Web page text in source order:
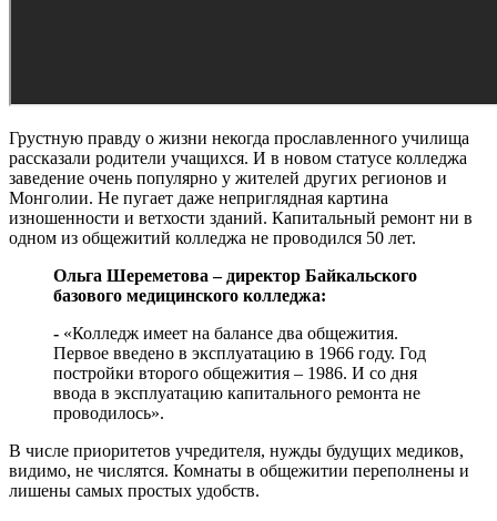
Грустную правду о жизни некогда прославленного училища
рассказали родители учащихся. И в новом статусе колледжа
заведение очень популярно у жителей других регионов и
Монголии. Не пугает даже неприглядная картина
изношенности и ветхости зданий. Капитальный ремонт ни в
одном из общежитий колледжа не проводился 50 лет.
Ольга Шереметова – директор Байкальского
базового медицинского колледжа:
- «Колледж имеет на балансе два общежития.
Первое введено в эксплуатацию в 1966 году. Год
постройки второго общежития – 1986. И со дня
ввода в эксплуатацию капитального ремонта не
проводилось».
В числе приоритетов учредителя, нужды будущих медиков,
видимо, не числятся. Комнаты в общежитии переполнены и
лишены самых простых удобств.